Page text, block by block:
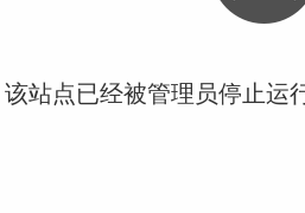
站点已经被管理员停止运